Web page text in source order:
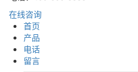
在线咨询
首页
产品
电话
留言